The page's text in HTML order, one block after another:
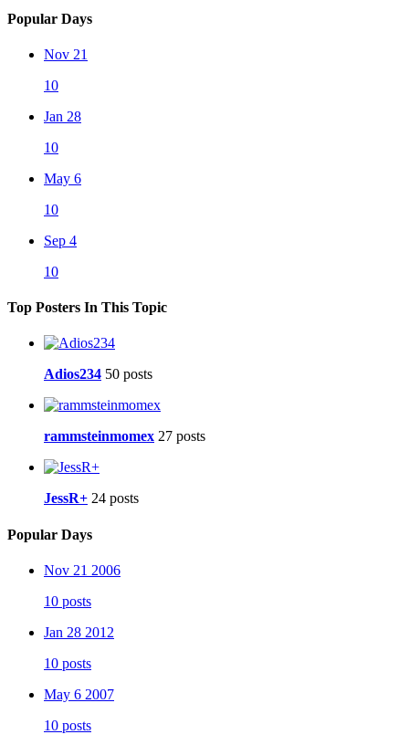
Popular Days
Nov 21
10
Jan 28
10
May 6
10
Sep 4
10
Top Posters In This Topic
Adios234 50 posts
rammsteinmomex 27 posts
JessR+ 24 posts
Popular Days
Nov 21 2006
10 posts
Jan 28 2012
10 posts
May 6 2007
10 posts